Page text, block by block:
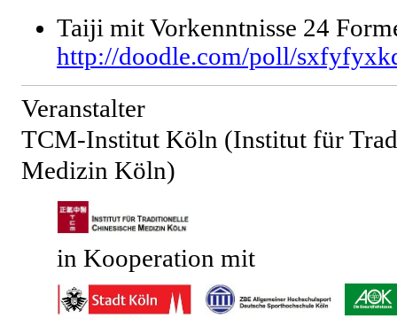
Taiji mit Vorkenntnisse 24
http://doodle.com/poll/
Veranstalter
TCM-Institut Köln (Institut für
Medizin Köln)
in Kooperation mit